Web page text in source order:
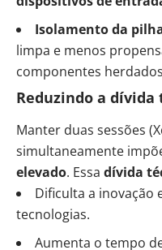
Isolamento da
limpa e menos
componentes
Reduzindo a dívida
Manter duas sessões
simultaneamente
elevado. Essa dívida
Dificulta a inovação
tecnologias.
Aumenta o tempo